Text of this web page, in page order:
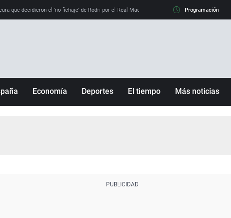
que decidieron el 'no fichaje' de Rodri por el Real Madrid y su 'sí' al Barça La llamada
Programación
Economía Deportes El tiempo Más noticias